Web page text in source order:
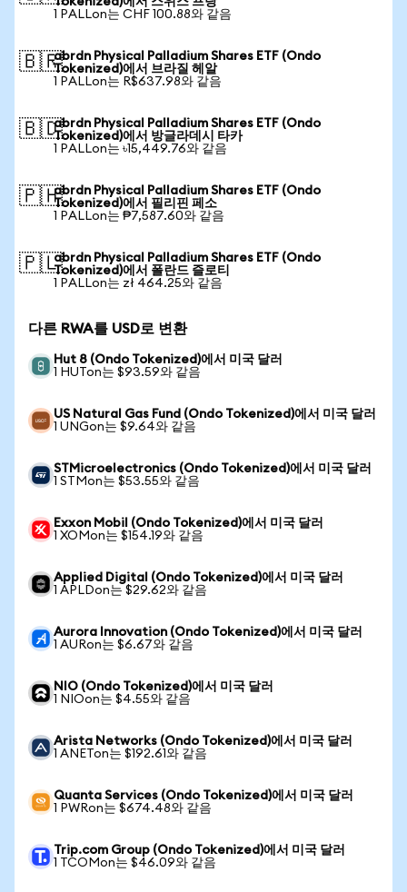
1 PALLon는 CHF 100.88와 같음
🇧🇷abrdn Physical Palladium Shares ETF (Ondo
Tokenized)에서 브라질 헤알
1 PALLon는 R$637.98와 같음
🇧🇩abrdn Physical Palladium Shares ETF (Ondo
Tokenized)에서 방글라데시 타카
1 PALLon는 ৳15,449.76와 같음
🇵🇭abrdn Physical Palladium Shares ETF (Ondo
Tokenized)에서 필리핀 페소
1 PALLon는 ₱7,587.60와 같음
🇵🇱abrdn Physical Palladium Shares ETF (Ondo
Tokenized)에서 폴란드 즐로티
1 PALLon는 zł 464.25와 같음
다른 RWA를 USD로 변환
Hut 8 (Ondo Tokenized)에서 미국 달러
1 HUTon는 $93.59와 같음
US Natural Gas Fund (Ondo Tokenized)에서 미국 달러
1 UNGon는 $9.64와 같음
STMicroelectronics (Ondo Tokenized)에서 미국 달러
1 STMon는 $53.55와 같음
Exxon Mobil (Ondo Tokenized)에서 미국 달러
1 XOMon는 $154.19와 같음
Applied Digital (Ondo Tokenized)에서 미국 달러
1 APLDon는 $29.62와 같음
Aurora Innovation (Ondo Tokenized)에서 미국 달러
1 AURon는 $6.67와 같음
NIO (Ondo Tokenized)에서 미국 달러
1 NIOon는 $4.55와 같음
Arista Networks (Ondo Tokenized)에서 미국 달러
1 ANETon는 $192.61와 같음
Quanta Services (Ondo Tokenized)에서 미국 달러
1 PWRon는 $674.48와 같음
Trip.com Group (Ondo Tokenized)에서 미국 달러
1 TCOMon는 $46.09와 같음